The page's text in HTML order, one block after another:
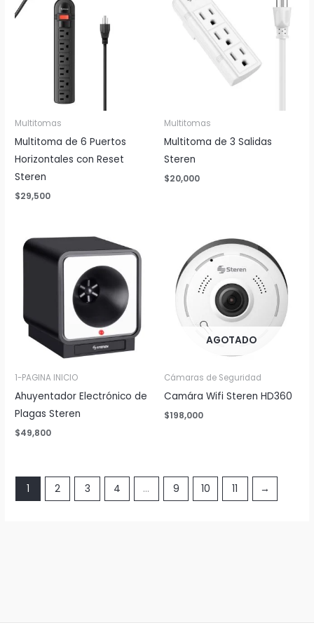
Multitomas
Multitoma de 6 Puertos
Horizontales con Reset
Steren
$29,500
Multitomas
Multitoma de 3 Salidas
Steren
$20,000
1-PAGINA INICIO
Ahuyentador Electrónico de
Plagas Steren
$49,800
AGOTADO
Cámaras de Seguridad
Camára Wifi Steren HD360
$198,000
1 2 3 4 … 9 10 11 →